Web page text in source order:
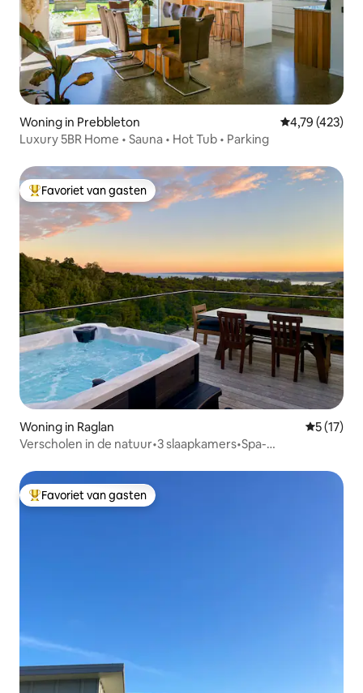
Woning in Prebbleton Gemiddelde
4,79 (423)
Luxury 5BR Home • Sauna • Hot Tub • Parking
Topfavoriet van gasten
Favoriet van gasten
Woning in Raglan
5 (17)
Verscholen in de natuur•3 slaapkamers•Spa-
Topfavoriet van gasten
Favoriet van gasten